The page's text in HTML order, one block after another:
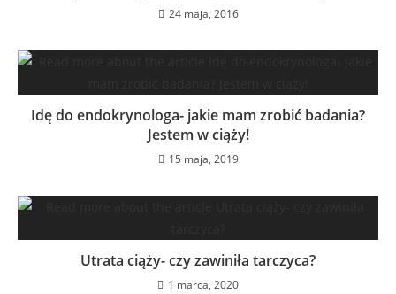
24 maja, 2016
Idę do endokrynologa- jakie mam zrobić badania?
Jestem w ciąży!
15 maja, 2019
Utrata ciąży- czy zawiniła tarczyca?
1 marca, 2020